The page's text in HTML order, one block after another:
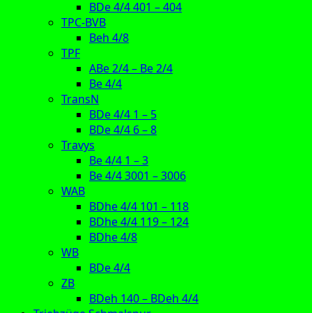
BDe 4/4 401 – 404
TPC-BVB
Beh 4/8
TPF
ABe 2/4 – Be 2/4
Be 4/4
TransN
BDe 4/4 1 – 5
BDe 4/4 6 – 8
Travys
Be 4/4 1 – 3
Be 4/4 3001 – 3006
WAB
BDhe 4/4 101 – 118
BDhe 4/4 119 – 124
BDhe 4/8
WB
BDe 4/4
ZB
BDeh 140 – BDeh 4/4